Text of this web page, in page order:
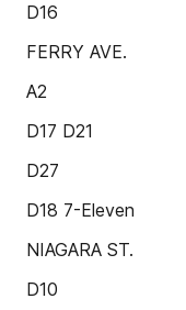
D16
FERRY AVE.
A2
D17 D21
D27
D18 7-Eleven
NIAGARA ST.
D10